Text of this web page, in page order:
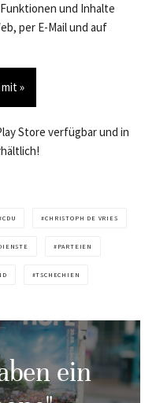
und Inhalte
per E-Mail und auf
»
Store verfügbar und in
CDU CHRISTOPH DE VRIES
PARTEIEN
TSCHECHIEN
ein